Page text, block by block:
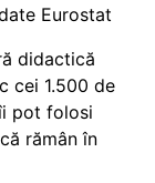
Eurostat
didactică
cei 1.500 de
pot folosi
rămân în